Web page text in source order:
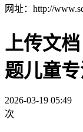
网址：http://
上传文
题儿童
2026-03-19 05:49
次